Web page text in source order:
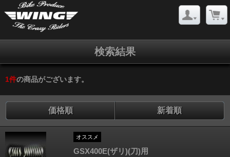
検索結果
1件の商品がございます。
価格順 新着順
オススメ
GSX400E(ザリ)(刀)用